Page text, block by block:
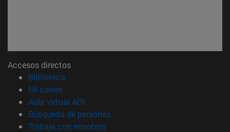
Accesos directos
Biblioteca
Mi correo(abre en nueva ventana)
Aula virtual ADI
Búsqueda de personas(abre en nueva ventana)
Trabaja con nosotros(abre en nueva ventana)